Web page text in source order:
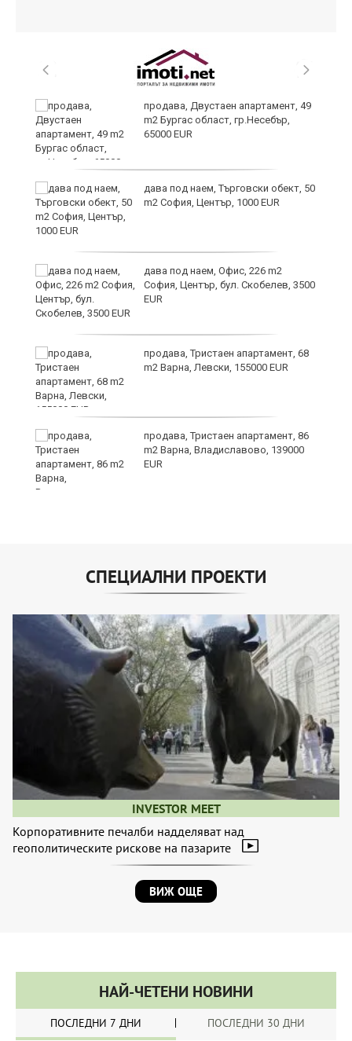
продава, Двустаен апартамент, 49
m2 Бургас област, гр.Несебър,
65000 EUR
дава под наем, Търговски обект, 50
m2 София, Център, 1000 EUR
дава под наем, Офис, 226 m2
София, Център, бул. Скобелев, 3500
EUR
продава, Тристаен апартамент, 68
m2 Варна, Левски, 155000 EUR
продава, Тристаен апартамент, 86
m2 Варна, Владиславово, 139000
EUR
СПЕЦИАЛНИ ПРОЕКТИ
INVESTOR MEET
Корпоративните печалби надделяват над
геополитическите рискове на пазарите
ВИЖ ОЩЕ
НАЙ-ЧЕТЕНИ НОВИНИ
ПОСЛЕДНИ 7 ДНИ ПОСЛЕДНИ 30 ДНИ